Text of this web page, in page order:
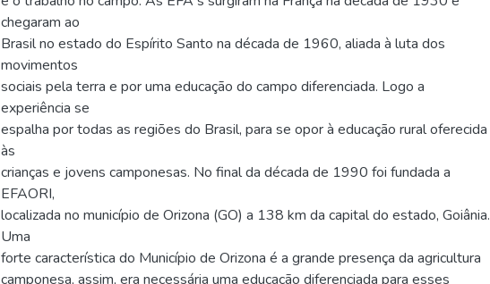
chegaram ao
Brasil no estado do Espírito Santo na década de 1960, aliada à luta dos
movimentos
sociais pela terra e por uma educação do campo diferenciada. Logo a
experiência se
espalha por todas as regiões do Brasil, para se opor à educação rural oferecida
às
crianças e jovens camponesas. No final da década de 1990 foi fundada a
EFAORI,
localizada no município de Orizona (GO) a 138 km da capital do estado, Goiânia.
Uma
forte característica do Município de Orizona é a grande presença da agricultura
camponesa, assim, era necessária uma educação diferenciada para esses